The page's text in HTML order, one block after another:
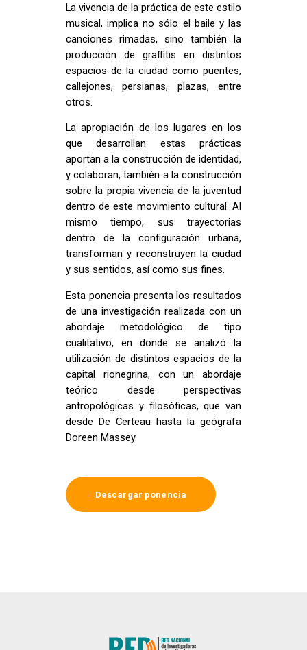
La vivencia de la práctica de este estilo
musical, implica no sólo el baile y las
canciones rimadas, sino también la
producción de graffitis en distintos
espacios de la ciudad como puentes,
callejones, persianas, plazas, entre
otros.
La apropiación de los lugares en los
que desarrollan estas prácticas
aportan a la construcción de identidad,
y colaboran, también a la construcción
sobre la propia vivencia de la juventud
dentro de este movimiento cultural. Al
mismo tiempo, sus trayectorias
dentro de la configuración urbana,
transforman y reconstruyen la ciudad
y sus sentidos, así como sus fines.
Esta ponencia presenta los resultados
de una investigación realizada con un
abordaje metodológico de tipo
cualitativo, en donde se analizó la
utilización de distintos espacios de la
capital rionegrina, con un abordaje
teórico desde perspectivas
antropológicas y filosóficas, que van
desde De Certeau hasta la geógrafa
Doreen Massey.
Descargar ponencia